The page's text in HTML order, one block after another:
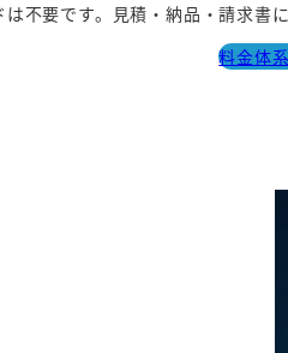
不要です。見積・納品・請求書
料金体